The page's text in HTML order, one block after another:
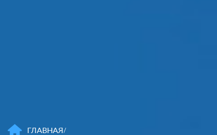
ГЛАВНАЯ/